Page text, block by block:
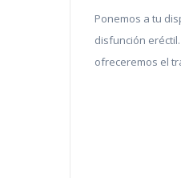
Ponemos a tu
disfunción
ofreceremos el